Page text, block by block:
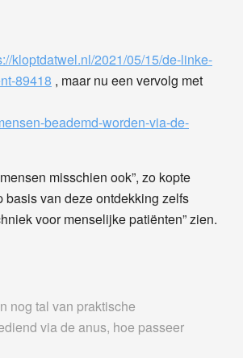
kloptdatwel.nl/2021/05/15/de-linke-
89418 , maar nu een vervolg met
beademd-worden-via-de-
misschien ook”, zo kopte
van deze ontdekking zelfs
voor menselijke patiënten” zien.
nog tal van praktische
via de anus, hoe passeer